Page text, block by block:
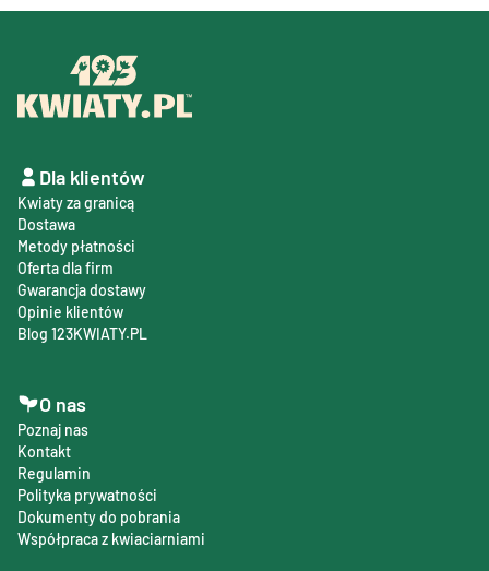
Dla klientów
Kwiaty za granicą
Dostawa
Metody płatności
Oferta dla firm
Gwarancja dostawy
Opinie klientów
Blog 123KWIATY.PL
O nas
Poznaj nas
Kontakt
Regulamin
Polityka prywatności
Dokumenty do pobrania
Współpraca z kwiaciarniami